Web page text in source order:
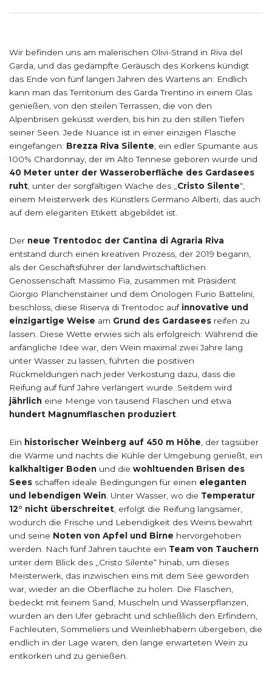
Wir befinden uns am malerischen Olivi-Strand in Riva del
Garda, und das gedämpfte Geräusch des Korkens kündigt
das Ende von fünf langen Jahren des Wartens an: Endlich
kann man das Territorium des Garda Trentino in einem Glas
genießen, von den steilen Terrassen, die von den
Alpenbrisen geküsst werden, bis hin zu den stillen Tiefen
seiner Seen. Jede Nuance ist in einer einzigen Flasche
eingefangen: Brezza Riva Silente , ein edler Spumante aus
100% Chardonnay, der im Alto Tennese geboren wurde und
40 Meter unter der Wasseroberfläche des Gardasees
ruht , unter der sorgfältigen Wache des „ Cristo Silente“,
einem Meisterwerk des Künstlers Germano Alberti, das auch
auf dem eleganten Etikett abgebildet ist.
Der neue Trentodoc der Cantina di Agraria Riva
entstand durch einen kreativen Prozess, der 2019 begann,
als der Geschäftsführer der landwirtschaftlichen
Genossenschaft Massimo Fia, zusammen mit Präsident
Giorgio Planchenstainer und dem Önologen Furio Battelini,
beschloss, diese Riserva di Trentodoc auf innovative und
einzigartige Weise am Grund des Gardasees reifen zu
lassen. Diese Wette erwies sich als erfolgreich: Während die
anfängliche Idee war, den Wein maximal zwei Jahre lang
unter Wasser zu lassen, führten die positiven
Rückmeldungen nach jeder Verkostung dazu, dass die
Reifung auf fünf Jahre verlängert wurde. Seitdem wird
jährlich eine Menge von tausend Flaschen und etwa
hundert Magnumflaschen produziert
Ein historischer Weinberg auf 450 m Höhe , der tagsüber
die Wärme und nachts die Kühle der Umgebung genießt, ein
kalkhaltiger Boden und die wohltuenden Brisen des
Sees schaffen ideale Bedingungen für einen eleganten
und lebendigen Wein . Unter Wasser, wo die Temperatur
12° nicht überschreitet , erfolgt die Reifung langsamer,
wodurch die Frische und Lebendigkeit des Weins bewahrt
und seine Noten von Apfel und Birne hervorgehoben
werden. Nach fünf Jahren tauchte ein Team von Tauchern
unter dem Blick des „Cristo Silente“ hinab, um dieses
Meisterwerk, das inzwischen eins mit dem See geworden
war, wieder an die Oberfläche zu holen. Die Flaschen,
bedeckt mit feinem Sand, Muscheln und Wasserpflanzen,
wurden an den Ufer gebracht und schließlich den Erfindern,
Fachleuten, Sommeliers und Weinliebhabern übergeben, die
endlich in der Lage waren, den lange erwarteten Wein zu
entkorken und zu genießen.